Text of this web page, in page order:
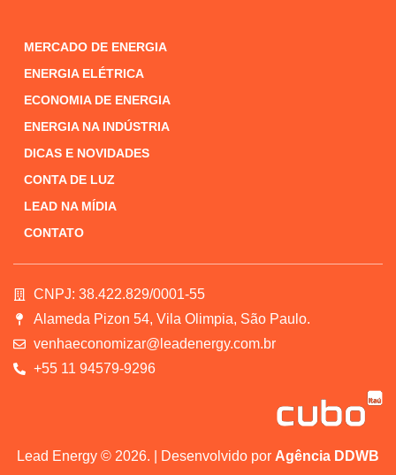
MERCADO DE ENERGIA
ENERGIA ELÉTRICA
ECONOMIA DE ENERGIA
ENERGIA NA INDÚSTRIA
DICAS E NOVIDADES
CONTA DE LUZ
LEAD NA MÍDIA
CONTATO
CNPJ: 38.422.829/0001-55
Alameda Pizon 54, Vila Olimpia, São Paulo.
venhaeconomizar@leadenergy.com.br
+55 11 94579-9296
Lead Energy © 2026. | Desenvolvido por Agência DDWB